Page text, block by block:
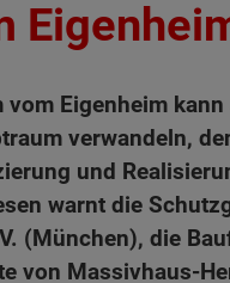
vom Eigenheim
verwandeln,
und
warnt die
(München), die
von Massivhaus-